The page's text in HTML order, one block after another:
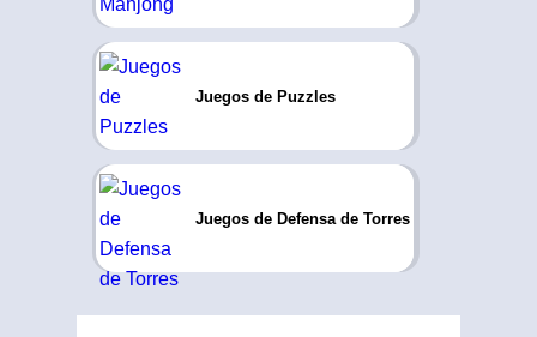
Juegos de Puzzles
Juegos de Defensa de Torres